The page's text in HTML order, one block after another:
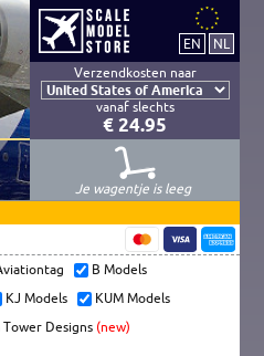
Verzendkosten naar
vanaf slechts
€ 24.95
Je wagentje is leeg
B Models
KJ Models
KUM Models
Tower Designs (new)